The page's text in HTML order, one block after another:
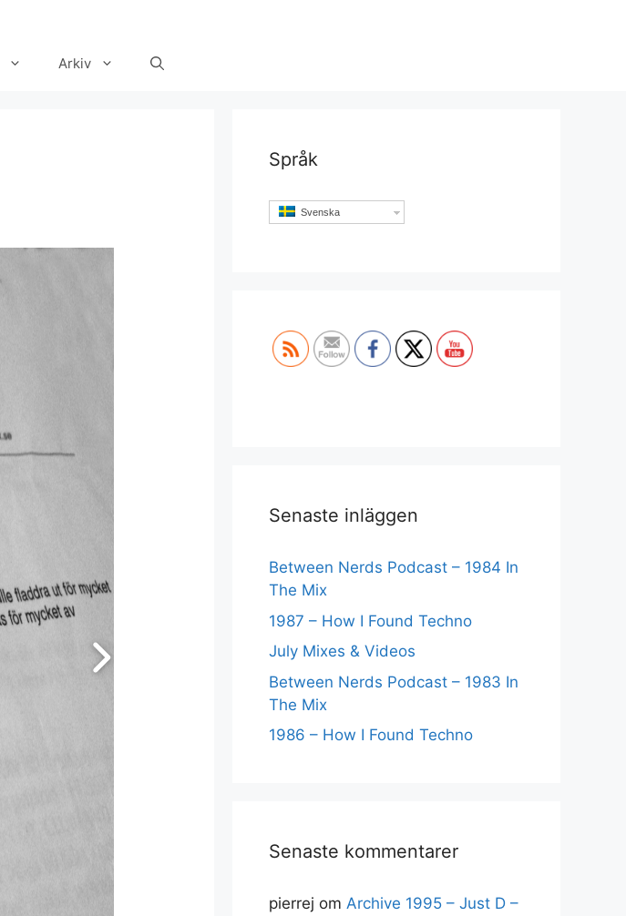
Arkiv
Språk
Svenska
Senaste inläggen
Between Nerds Podcast – 1984 In
The Mix
1987 – How I Found Techno
July Mixes & Videos
Between Nerds Podcast – 1983 In
The Mix
1986 – How I Found Techno
Senaste kommentarer
pierrej om Archive 1995 – Just D –